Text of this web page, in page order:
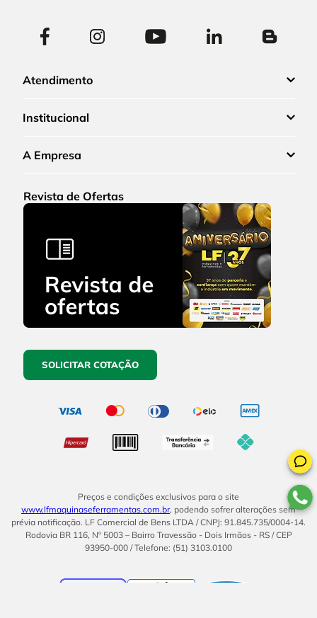
Atendimento
Institucional
A Empresa
Revista de Ofertas
SOLICITAR COTAÇÃO
Preços e condições exclusivos para o site
www.lfmaquinaseferramentas.com.br, podendo sofrer alterações sem
prévia notificação. LF Comercial de Bens LTDA / CNPJ: 91.845.735/0004-14.
Rodovia BR 116, Nº 5003 – Bairro Travessão - Dois Irmãos - RS / CEP
93950-000 / Telefone: (51) 3103.0100